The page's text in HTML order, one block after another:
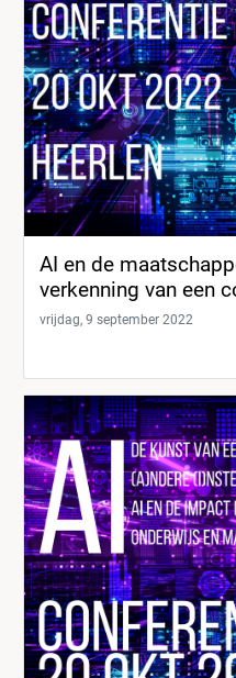
AI en de
verkenning van een
vrijdag, 9 september 2022